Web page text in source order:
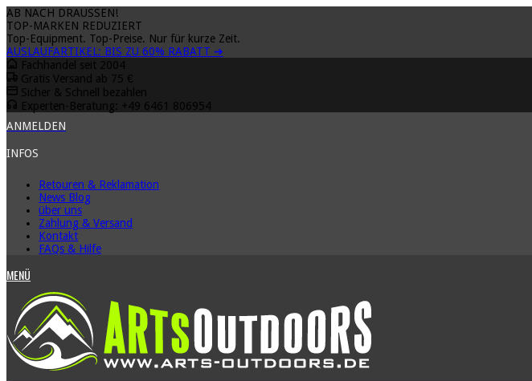
AB NACH DRAUSSEN!
TOP-MARKEN REDUZIERT
Top-Equipment. Top-Preise. Nur für kurze Zeit.
AUSLAUFARTIKEL: BIS ZU 60% RABATT ➔
Fachhandel seit 2004
Gratis Versand ab 75 €
Sicher & Schnell bezahlen
Experten-Beratung: +49 6461 806954
ANMELDEN
INFOS
Retouren & Reklamation
News Blog
über uns
Zahlung & Versand
Kontakt
FAQs & Hilfe
MENÜ